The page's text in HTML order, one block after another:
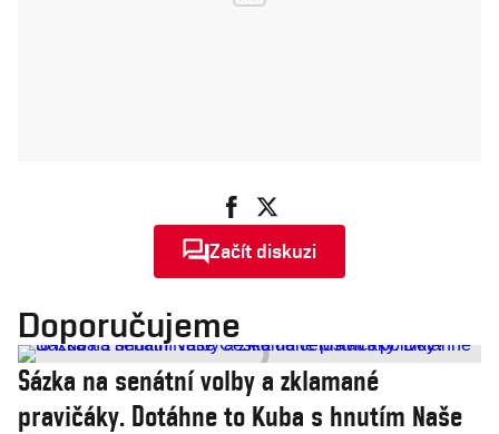
Začít diskuzi
Doporučujeme
Sázka na senátní volby a zklamané
pravičáky. Dotáhne to Kuba s hnutím Naše